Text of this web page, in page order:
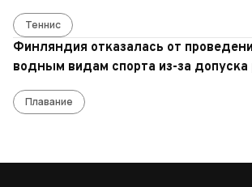
Теннис
Финляндия отказалась от
водным видам спорта из-за допуска
Плавание